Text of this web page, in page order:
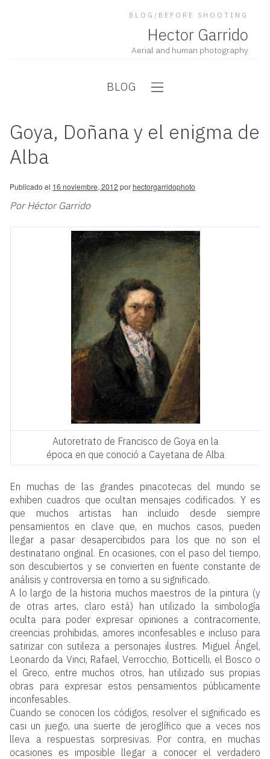
BLOG/BEFORE SHOOTING
Hector Garrido
Aerial and human photography
BLOG
Goya, Doñana y el enigma de
Alba
Publicado el 16 noviembre, 2012 porhectorgarridophoto
Por Héctor Garrido
Autoretrato de Francisco de Goya en la
época en que conoció a Cayetana de Alba
En muchas de las grandes pinacotecas del mundo se
exhiben cuadros que ocultan mensajes codificados. Y es
que muchos artistas han incluido desde siempre
pensamientos en clave que, en muchos casos, pueden
llegar a pasar desapercibidos para los que no son el
destinatario original. En ocasiones, con el paso del tiempo,
son descubiertos y se convierten en fuente constante de
análisis y controversia en torno a su significado.
A lo largo de la historia muchos maestros de la pintura (y
de otras artes, claro está) han utilizado la simbología
oculta para poder expresar opiniones a contracorriente,
creencias prohibidas, amores inconfesables e incluso para
satirizar con sutileza a personajes ilustres. Miguel Ángel,
Leonardo da Vinci, Rafael, Verrocchio, Botticelli, el Bosco o
el Greco, entre muchos otros, han utilizado sus propias
obras para expresar estos pensamientos públicamente
inconfesables.
Cuando se conocen los códigos, resolver el significado es
casi un juego, una suerte de jeroglífico que a veces nos
lleva a respuestas sorpresivas. Por contra, en muchas
ocasiones es imposible llegar a conocer el verdadero